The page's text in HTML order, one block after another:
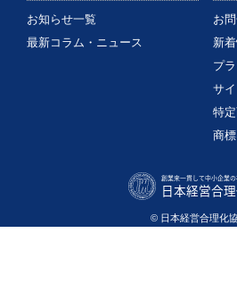
お知らせ一覧
最新コラム・ニュース
お
新
プ
サ
特
商
© 日本経営合理化